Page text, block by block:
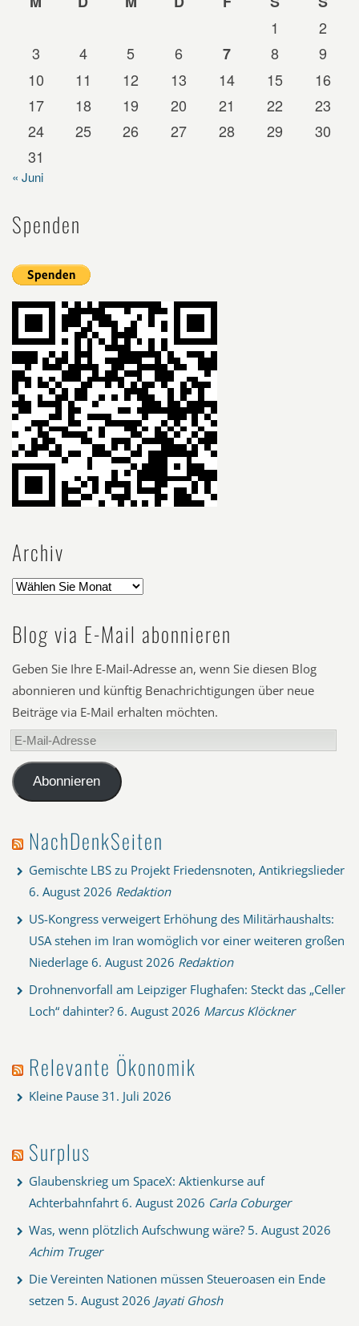
1
2
3
4 5 6 7 8
9
10
11 12 13 14 15
16
17
18 19 20 21 22
23
24
25 26 27 28 29
30
31
« Juni
Spenden
Archiv
Blog via E-Mail abonnieren
Geben Sie Ihre E-Mail-Adresse an, wenn Sie diesen Blog
abonnieren und künftig Benachrichtigungen über neue
Beiträge via E-Mail erhalten möchten.
E-
Mail-
AdresseAbonnieren
NachDenkSeiten
Gemischte LBS zu Projekt Friedensnoten, Antikriegslieder
6. August 2026 Redaktion
US-Kongress verweigert Erhöhung des Militärhaushalts:
USA stehen im Iran womöglich vor einer weiteren großen
Niederlage 6. August 2026 Redaktion
Drohnenvorfall am Leipziger Flughafen: Steckt das „Celler
Loch“ dahinter? 6. August 2026 Marcus Klöckner
Relevante Ökonomik
Kleine Pause 31. Juli 2026
Surplus
Glaubenskrieg um SpaceX: Aktienkurse auf
Achterbahnfahrt 6. August 2026 Carla Coburger
Was, wenn plötzlich Aufschwung wäre? 5. August 2026
Achim Truger
Die Vereinten Nationen müssen Steueroasen ein Ende
setzen 5. August 2026 Jayati Ghosh